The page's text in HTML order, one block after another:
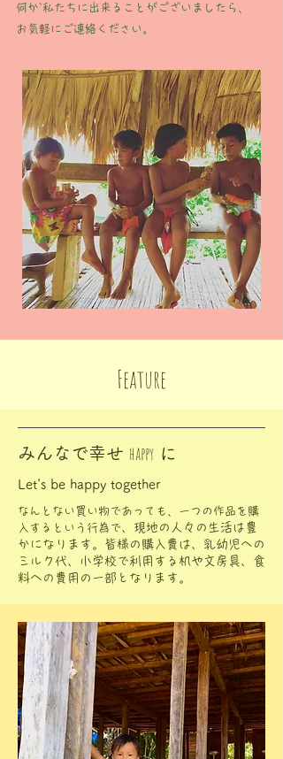
何か`私たちに出来ることがございましたら、
お気軽にご連絡ください。
Feature
​みんなで幸せ happy に
Let's be happy together
なんとない買い物であっても、一つの作品を購
入するという行為で、現地の人々の生活は豊
かになります。皆様の購入費は、乳幼児への
ミルク代、小学校で利用する机や文房具、食
料への費用の一部となります。​